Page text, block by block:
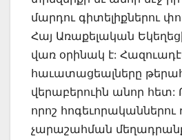
մարդու գիտելիքներու
Հայ Առաքելական
վառ օրինակ է:
հաւատացեալները
վերաբերուին անոր հետ:
որոշ հոգեւորականներու
չարաշահման